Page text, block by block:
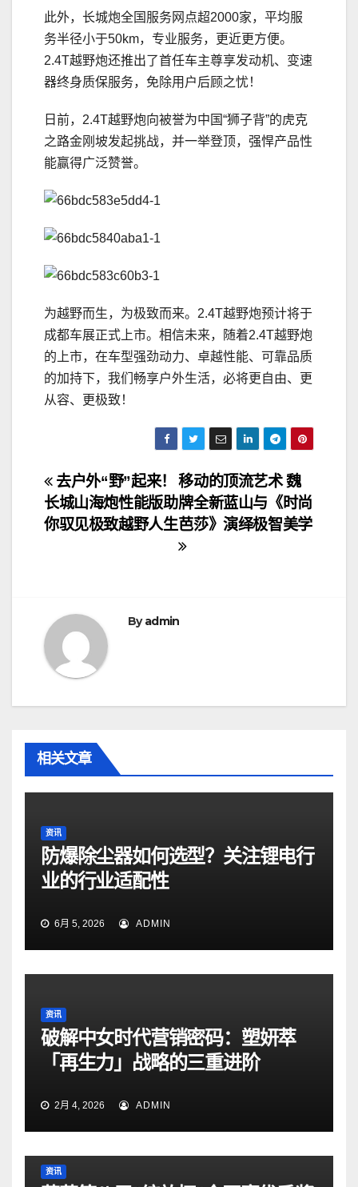
此外，长城炮全国服务网点超2000家，平均服
务半径小于50km，专业服务，更近更方便。
2.4T越野炮还推出了首任车主尊享发动机、变速
器终身质保服务，免除用户后顾之忧！
日前，2.4T越野炮向被誉为中国“狮子背”的虎克
之路金刚坡发起挑战，并一举登顶，强悍产品性
能赢得广泛赞誉。
为越野而生，为极致而来。2.4T越野炮预计将于
成都车展正式上市。相信未来，随着2.4T越野炮
的上市，在车型强劲动力、卓越性能、可靠品质
的加持下，我们畅享户外生活，必将更自由、更
从容、更极致！
文
章
移动的顶流艺术 魏
牌全新蓝山与《时尚
芭莎》演绎极智美学
去户外“野”起来！
长城山海炮性能版助
你驭见极致越野人生
Byadmin
相关文章
资讯
防爆除尘器如何选型？关注锂电行
业的行业适配性
6月 5, 2026 ADMIN
资讯
破解中女时代营销密码：塑妍萃
「再生力」战略的三重进阶
2月 4, 2026 ADMIN
资讯